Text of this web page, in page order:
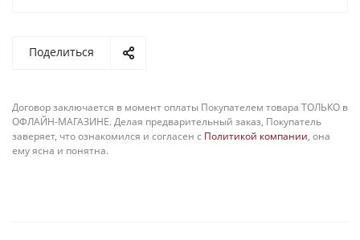
Поделиться
Договор заключается в момент оплаты Покупателем товара ТОЛЬКО в
ОФЛАЙН-МАГАЗИНЕ. Делая предварительный заказ, Покупатель
заверяет, что ознакомился и согласен с Политикой компании, она
ему ясна и понятна.